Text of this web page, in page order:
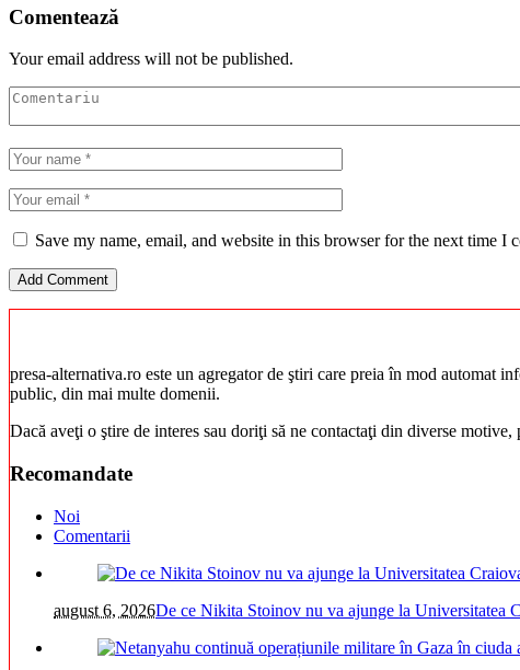
Comentează
Your email address will not be published.
Save my name, email, and website in this browser for the next time I
presa-alternativa.ro este un agregator de ştiri care preia în mod automat
public, din mai multe domenii.
Dacă aveţi o ştire de interes sau doriţi să ne contactaţi din diverse
Recomandate
Noi
Comentarii
august 6, 2026De ce Nikita Stoinov nu va ajunge la Universitatea